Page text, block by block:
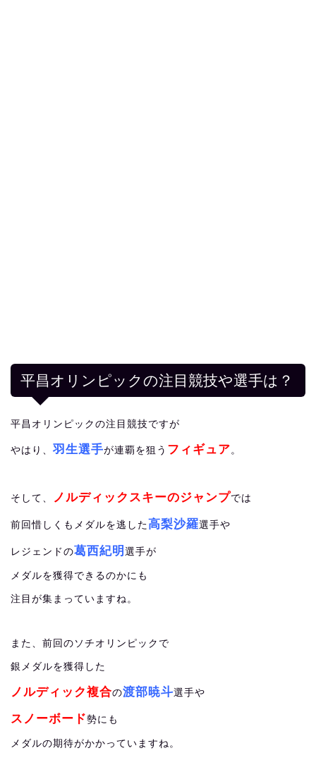
平昌オリンピックの注目競技や選手は？
平昌オリンピックの注目競技ですが
やはり、 羽生選手が連覇を狙う フィギュア。
そして、 ノルディックスキーのジャンプでは
前回惜しくもメダルを逃した高梨沙羅選手や
レジェンドの葛西紀明 選手が
メダルを獲得できるのかにも
注目が集まっていますね。
また、前回のソチオリンピックで
銀メダルを獲得した
ノルディック複合の渡部暁斗選手や
スノーボード勢にも
メダルの期待がかかっていますね。